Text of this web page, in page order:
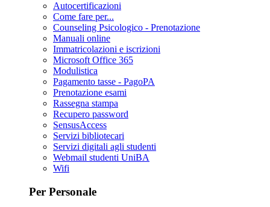
Autocertificazioni
Come fare per...
Counseling Psicologico - Prenotazione
Manuali online
Immatricolazioni e iscrizioni
Microsoft Office 365
Modulistica
Pagamento tasse - PagoPA
Prenotazione esami
Rassegna stampa
Recupero password
SensusAccess
Servizi bibliotecari
Servizi digitali agli studenti
Webmail studenti UniBA
Wifi
Per Personale